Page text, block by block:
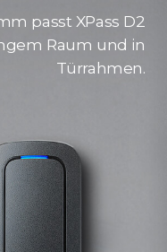
passt XPass D2
Raum und in
Türrahmen.